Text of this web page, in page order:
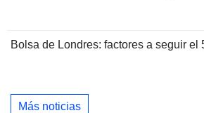
Bolsa de Londres: factores a seguir el
Más noticias